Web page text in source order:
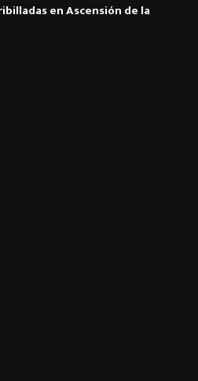
en Ascensión de la